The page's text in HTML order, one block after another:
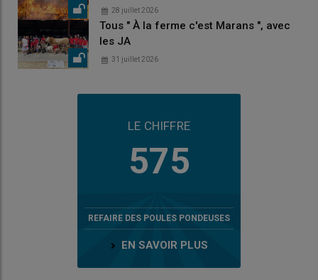
28 juillet 2026
Tous " À la ferme c'est Marans ", avec
les JA
31 juillet 2026
LE CHIFFRE
575
REFAIRE DES POULES PONDEUSES
EN SAVOIR PLUS